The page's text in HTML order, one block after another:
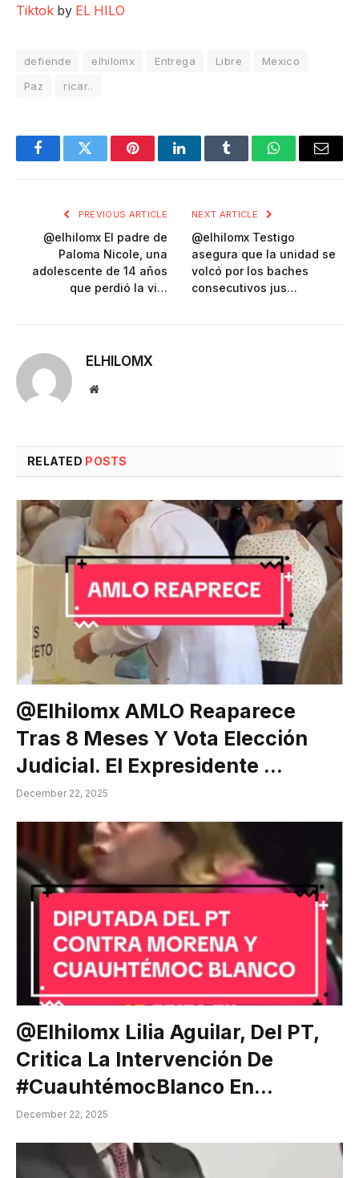
Tiktok by EL HILO
defiende elhilomx Entrega Libre
Mexico
Paz
ricar..
FacebookTwitter PinterestLinkedInTumblr WhatsAppEmail
PREVIOUS ARTICLE
@elhilomx El padre de
Paloma Nicole, una
adolescente de 14 años
que perdió la vi…
NEXT ARTICLE
@elhilomx Testigo
asegura que la unidad se
volcó por los baches
consecutivos jus…
ELHILOMX
Website
RELATED POSTS
@elhilomx AMLO Reaparece
Tras 8 Meses Y Vota Elección
Judicial. El Expresidente …
December 22, 2025
@elhilomx Lilia Aguilar, Del PT,
Critica La Intervención De
#CuauhtémocBlanco En…
December 22, 2025